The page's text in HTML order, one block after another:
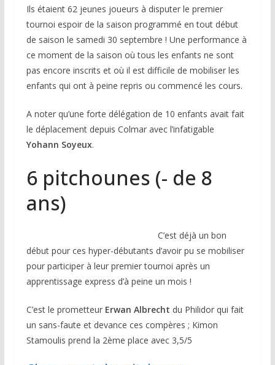
Ils étaient 62 jeunes joueurs à disputer le premier
tournoi espoir de la saison programmé en tout début
de saison le samedi 30 septembre ! Une performance à
ce moment de la saison où tous les enfants ne sont
pas encore inscrits et où il est difficile de mobiliser les
enfants qui ont à peine repris ou commencé les cours.
A noter qu’une forte délégation de 10 enfants avait fait
le déplacement depuis Colmar avec l’infatigable
Yohann Soyeux.
6 pitchounes (- de 8
ans)
C’est déjà un bon
début pour ces hyper-débutants d’avoir pu se mobiliser
pour participer à leur premier tournoi après un
apprentissage express d’à peine un mois !
C’est le prometteur Erwan Albrecht du Philidor qui fait
un sans-faute et devance ces compères ; Kimon
Stamoulis prend la 2ème place avec 3,5/5